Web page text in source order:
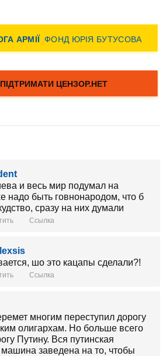
и весь мир подумал на
надо быть говнонародом, что б
сразу на них думали
Ссылка
шо это кацапы сделали?!
Ссылка
многим переступил дорогу
олигархам. Но больше всего
Путину. Вся путинская
машина заведена на то, чтобы